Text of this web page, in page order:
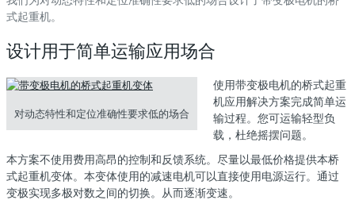
式起重机。
设计用于简单运输应用场合
对动态特性和定位准确性要求低的场合
使用带变极电机的桥式起重
机应用解决方案完成简单运
输过程。您可运输轻型负
载，杜绝摇摆问题。
本方案不使用费用高昂的控制和反馈系统。尽量以最低价格提供本桥
式起重机变体。本变体使用的减速电机可以直接使用电源运行。通过
变极实现多极对数之间的切换。从而逐渐变速。